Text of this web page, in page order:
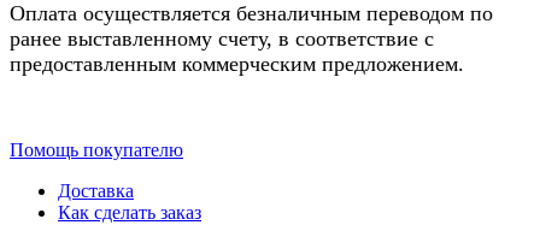
Оплата осуществляется безналичным переводом по
ранее выставленному счету, в соответствие с
предоставленным коммерческим предложением.
Помощь покупателю
Доставка
Как сделать заказ